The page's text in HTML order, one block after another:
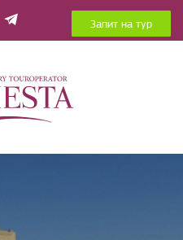
Запит на тур